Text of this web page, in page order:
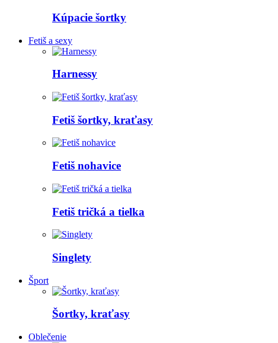
Kúpacie šortky
Fetiš a sexy
Harnessy
Fetiš šortky, kraťasy
Fetiš nohavice
Fetiš tričká a tielka
Singlety
Šport
Šortky, kraťasy
Oblečenie